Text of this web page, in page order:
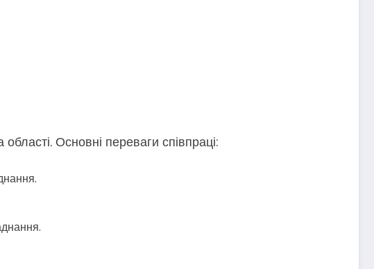
Основні переваги співпраці: